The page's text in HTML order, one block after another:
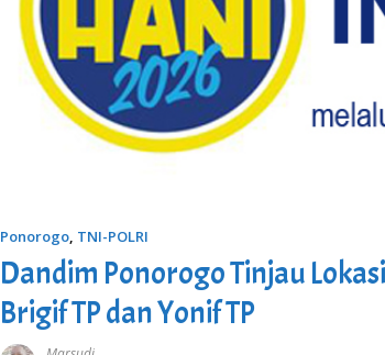
Ponorogo, TNI-POLRI
Dandim Ponorogo Tinjau
Brigif TP dan Yonif TP